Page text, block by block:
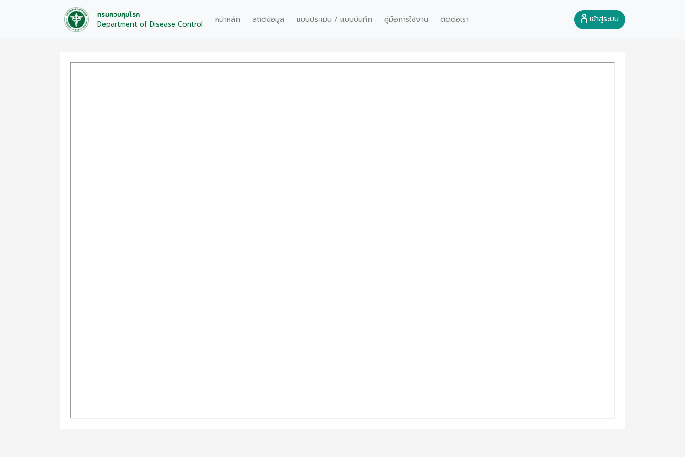
กรมควบคุมโรค
Department of Disease Control
หน้าหลัก สถิติข้อมูล แบบประเมิน / แบบบันทึก คู่มือการใช้งาน ติดต่อเรา เข้าสู่ระบบ